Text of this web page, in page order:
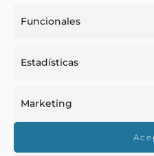
Funcionales
Estadísticas
Marketing